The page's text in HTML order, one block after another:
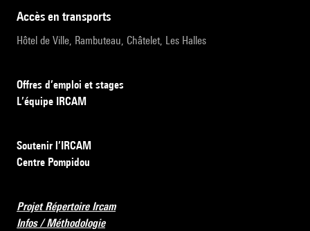
accès en transports
Hôtel de Ville, Rambuteau, Châtelet, Les Halles
Offres d’emploi et stages
L’équipe IRCAM
Soutenir l’IRCAM
Centre Pompidou
Projet Répertoire Ircam
Infos / Méthodologie